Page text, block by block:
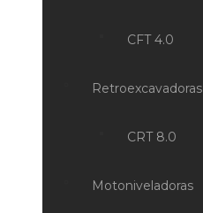
CFT 4.0
Retroexcavadoras
CRT 8.0
Motoniveladoras